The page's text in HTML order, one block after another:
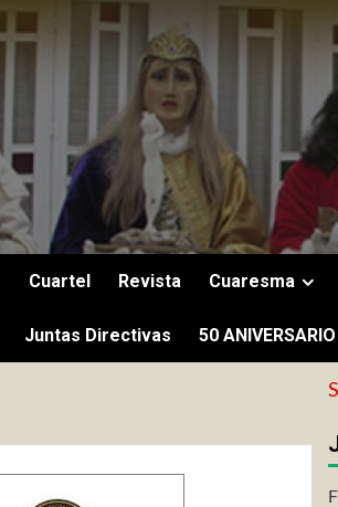
Cuartel Revista Cuaresma
Juntas Directivas 50 ANIVERSARIO